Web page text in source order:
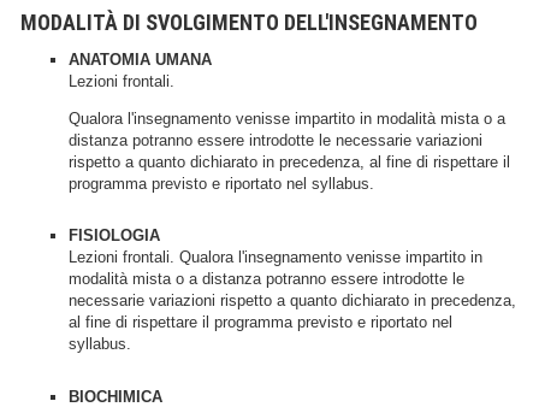
MODALITÀ DI SVOLGIMENTO DELL'INSEGNAMENTO
ANATOMIA UMANA
Lezioni frontali.
Qualora l'insegnamento venisse impartito in modalità mista o a
distanza potranno essere introdotte le necessarie variazioni
rispetto a quanto dichiarato in precedenza, al fine di rispettare il
programma previsto e riportato nel syllabus.
FISIOLOGIA
Lezioni frontali. Qualora l'insegnamento venisse impartito in
modalità mista o a distanza potranno essere introdotte le
necessarie variazioni rispetto a quanto dichiarato in precedenza,
al fine di rispettare il programma previsto e riportato nel
syllabus.
BIOCHIMICA